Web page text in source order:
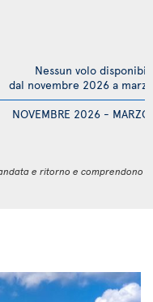
NOVEMBRE 2026 -
Nessun volo
dal novembre 2026 a
e ritorno e comprendono